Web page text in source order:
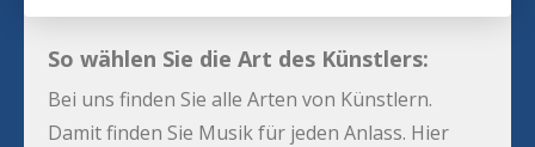
So wählen Sie die Art des Künstlers:
Bei uns finden Sie alle Arten von Künstlern.
Damit finden Sie Musik für jeden Anlass. Hier